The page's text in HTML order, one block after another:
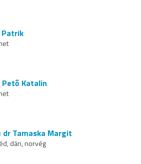
Patrik
Pető Katalin
dr Tamaska Margit
dán, norvég